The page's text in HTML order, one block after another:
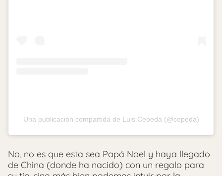
Una publicación compartida de Luis Cepeda (@cepeda)
No, no es que esta sea Papá Noel y haya llegado
de China (donde ha nacido) con un regalo para